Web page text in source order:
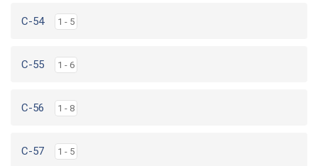
C-54 1 - 5
C-55 1 - 6
C-56 1 - 8
C-57 1 - 5